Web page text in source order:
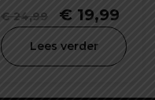
lang
€24,99
prijs
was:
€ 19,99
prijs
is:
Lees verder